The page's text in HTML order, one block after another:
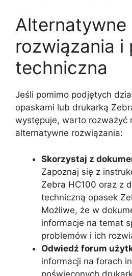
Alternatywne
rozwiązania i
techniczna
Jeśli pomimo podjętych
opaskami lub drukarką
występuje, warto rozważyć
alternatywne rozwiązania:
Skorzystaj z
Zapoznaj się z
Zebra HC100 oraz z
techniczną opasek
Możliwe, że w
informacje na temat
problemów i ich
Odwiedź forum
informacji na forach
poświęconych